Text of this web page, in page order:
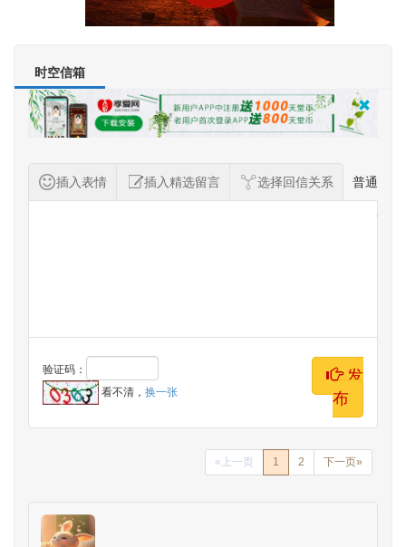
时空信箱
插入表情 插入精选留言 选择回信关系 普通
纪念者留言
验证码：
看不清， 换一张
发
布
«上一页 1 2 下一页»